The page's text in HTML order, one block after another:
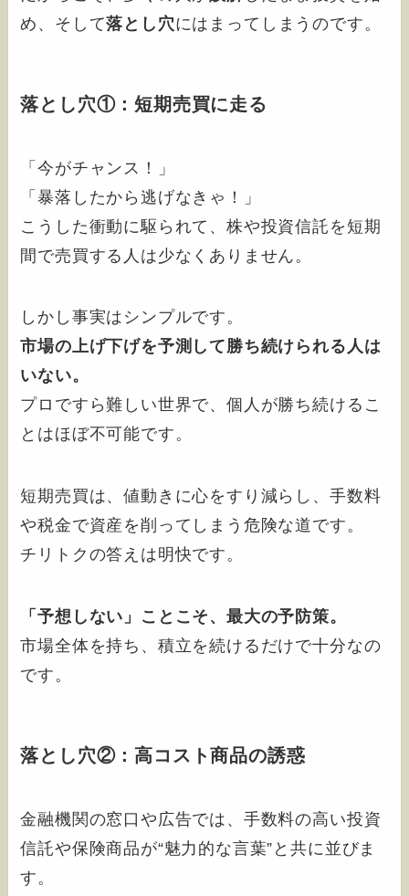
め、そして落とし穴にはまってしまうのです。
落とし穴①：短期売買に走る
「今がチャンス！」
「暴落したから逃げなきゃ！」
こうした衝動に駆られて、株や投資信託を短期
間で売買する人は少なくありません。
しかし事実はシンプルです。
市場の上げ下げを予測して勝ち続けられる人は
いない。
プロですら難しい世界で、個人が勝ち続けるこ
とはほぼ不可能です。
短期売買は、値動きに心をすり減らし、手数料
や税金で資産を削ってしまう危険な道です。
チリトクの答えは明快です。
「予想しない」ことこそ、最大の予防策。
市場全体を持ち、積立を続けるだけで十分なの
です。
落とし穴②：高コスト商品の誘惑
金融機関の窓口や広告では、手数料の高い投資
信託や保険商品が“魅力的な言葉”と共に並びま
す。